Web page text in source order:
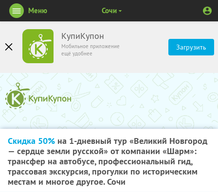
КупиКупон
Мобильное приложение
ещё удобнее
Загрузить
Меню Сочи
Скидка 50% на 1-дневный тур «Великий Новгород
— сердце земли русской» от компании «Шарм»:
трансфер на автобусе, профессиональный гид,
трассовая экскурсия, прогулки по историческим
местам и многое другое. Сочи